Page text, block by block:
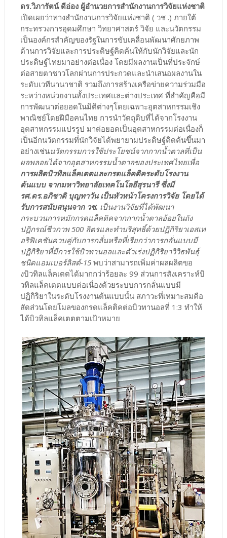
ดร.วิภารัตน์ ดีอ่อง ผู้อำนวยการสำนักงานการวิจัยแห่งชาติ
เปิดเผยว่าทางสำนักงานการวิจัยแห่งชาติ ( วช .) ภายใต้
กระทรวงการอุดมศึกษา วิทยาศาสตร์ วิจัย และนวัตกรรม
เป็นองค์กรสำคัญของรัฐในการขับเคลื่อนพัฒนาศักยภาพ
ด้านการวิจัยและการประดิษฐ์คิดค้นให้กับนักวิจัยและนัก
ประดิษฐ์ไทยมาอย่างต่อเนื่อง โดยมีผลงานเป็นที่ประจักษ์
ต่อสายตาชาวโลกผ่านการประกวดและนำเสนอผลงานใน
ระดับเวทีนานาชาติ รวมถึงการสร้างเครือข่ายความร่วมมือ
ระหว่างหน่วยงานทั้งประเทศและต่างประเทศ ที่สำคัญคือมี
การพัฒนาต่อยอดในมิติต่างๆโดยเฉพาะอุตสาหกรรมเชิง
พาณิชย์โดยฝีมือคนไทย การนำวัตถุดิบที่ได้จากโรงงาน
อุตสาหกรรมแปรรูป มาต่อยอดเป็นอุตสาหกรรมต่อเนื่องก็
เป็นอีกนวัตกรรมที่นักวิจัยได้พยายามประดิษฐ์คิดค้นขึ้นมา
อย่างเช่นนวัตกรรมการใช้ประโยชน์จากกากน้ำตาลที่เป็น
ผลพลอยได้จากอุตสาหกรรมน้ำตาลของประเทศไทยเพื่อ
การผลิตบิวทิลแล็คเตตและกรดแล็คติคระดับโรงงาน
ต้นแบบ จากมหาวิทยาลัยเทคโนโลยีสุรนารี ซึ่งมี
รศ.ดร.อภิชาติ บุญทาวัน เป็นหัวหน้าโครงการวิจัย โดยได้
รับการสนับสนุนจาก วช. เป็นงานวิจัยที่ได้พัฒนา
กระบวนการหมักกรดแล็คติคจากกากน้ำตาลอ้อยในถัง
ปฏิกรณ์ชีวภาพ 500 ลิตรและทำบริสุทธิ์ด้วยปฏิกิริยาเอสเท
อริฟิเคชันควบคู่กับการกลั่นหรือที่เรียกว่าการกลั่นแบบมี
ปฏิกิริยาที่มีการใช้บิวทานอลและตัวเร่งปฏิกิริยาวิวิธพันธุ์
ชนิดแอมเบอร์ลิสต์-15พบว่าสามารถเพิ่มค่าผลผลิตขอ
งบิวทิลแล็คเตตได้มากกว่าร้อยละ 99 ส่วนการสังเคราะห์บิ
วทิลแล็คเตตแบบต่อเนื่องด้วยระบบการกลั่นแบบมี
ปฏิกิริยาในระดับโรงงานต้นแบบนั้น สภาวะที่เหมาะสมคือ
สัดส่วนโดยโมลของกรดแล็คติคต่อบิวทานอลที่ 1:3 ทำให้
ได้บิวทิลแล็คเตตตามเป้าหมาย